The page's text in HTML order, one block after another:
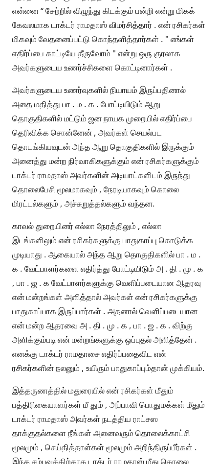
என்னை “ சேற்றில் விழுந்து கிடக்கும் பன்றி என்று மிகக்
கேவலமாக டாக்டர் ராமதாஸ் விமர்சித்தார் . என் ரசிகர்கள்
மிகவும் வேதனைப்பட்டு கொந்தளித்தார்கள் . " எங்கள்
எதிர்ப்பை காட்டியே தீருவோம் " என்று ஒரு குரலாக
அவர்களுடைய உணர்ச்சிகளை கொட்டினார்கள் .
அவர்களுடைய உணர்வுகளில் நியாயம் இருப்பதினால்
அதை மதித்து பா . ம . க . போட்டியிடும் ஆறு
தொகுதிகளில் மட்டும் ஜன நாயக முறையில் எதிர்ப்பை
தெரிவிக்க சொன்னேன் , அவர்கள் செயல்பட
தொடங்கியவுடன் அந்த ஆறு தொகுதிகளில் இருக்கும்
அனைத்து மன்ற நிர்வாகிகளுக்கும் என் ரசிகர்களுக்கும்
டாக்டர் ராமதாஸ் அவர்களின் அடியாட்களிடம் இருந்து
தொலைபேசி மூலமாகவும் , நேரடியாகவும் கொலை
மிரட்டல்களும் , அச்சுறுத்தல்களும் வந்தன.
காவல் துறையினர் எல்லா நேரத்திலும் , எல்லா
இடங்களிலும் என் ரசிகர்களுக்கு பாதுகாப்பு கொடுக்க
முடியாது . ஆகையால் அந்த ஆறு தொகுதிகளில் பா . ம .
க . வேட்பாளர்களை எதிர்த்து போட்டியிடும் அ . தி . மு . க
, பா . ஜ . க வேட்பாளர்களுக்கு வெளிப்படையான ஆதரவு
என் மன்றங்கள் அளித்தால் அவர்கள் என் ரசிகர்களுக்கு
பாதுகாப்பாக இருப்பார்கள் . அதனால் வெளிப்படையான
என் மன்ற ஆதரவை அ . தி . மு . க , பா . ஜ . க . விற்கு
அளிக்கும்படி என் மன்றங்களுக்கு ஒப்புதல் அளித்தேன் .
எனக்கு டாக்டர் ராமதாசை எதிர்ப்பதைவிட என்
ரசிகர்களின் நலனும் , உயிரும் பாதுகாப்பும்தான் முக்கியம்.
இத்தருணத்தில் மதுரையில் என் ரசிகர்கள் மீதும்
பத்திரிகையாளர்கள் மீ தும் , அப்பாவி பொதுமக்கள் மீதும்
டாக்டர் ராமதாஸ் அவர்கள் நடத்திய ராட்சஸ
தாக்குதல்களை நீங்கள் அனைவரும் தொலைக்காட்சி
மூலமும் , செய்தித்தாள்கள் மூலமும் அறிந்திருப்பீர்கள் .
இந்த சம்பவத்திற்காக டாக்டர் ராமதாஸ் மீது கொலை